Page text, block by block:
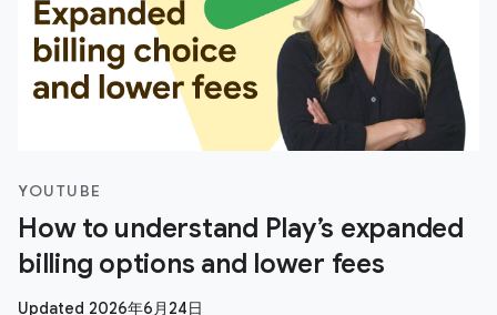
YOUTUBE
How to understand Play’s expanded
billing options and lower fees
Updated 2026年6月24日